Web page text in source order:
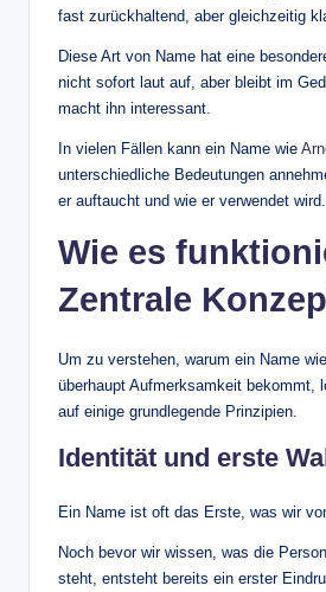
fast zurückhaltend, aber gleichzeitig
Diese Art von Name hat eine
nicht sofort laut auf, aber bleibt im
macht ihn interessant.
In vielen Fällen kann ein Name wie
unterschiedliche Bedeutungen
er auftaucht und wie er verwendet wird.
Wie es
Zentrale
Um zu verstehen, warum ein Name wie
überhaupt Aufmerksamkeit bekommt,
auf einige grundlegende Prinzipien.
Identität und erste
Ein Name ist oft das Erste, was wir
Noch bevor wir wissen, was die
steht, entsteht bereits ein erster